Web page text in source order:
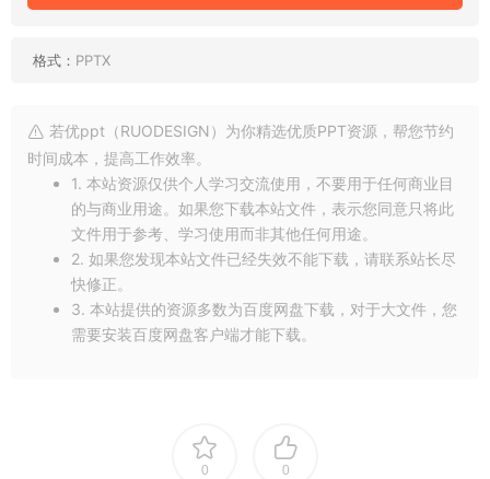
格式： PPTX
若优ppt（RUODESIGN）为你精选优质PPT资源，帮您节约
时间成本，提高工作效率。
1. 本站资源仅供个人学习交流使用，不要用于任何商业目
的与商业用途。如果您下载本站文件，表示您同意只将此
文件用于参考、学习使用而非其他任何用途。
2. 如果您发现本站文件已经失效不能下载，请联系站长尽
快修正。
3. 本站提供的资源多数为百度网盘下载，对于大文件，您
需要安装百度网盘客户端才能下载。
0 0